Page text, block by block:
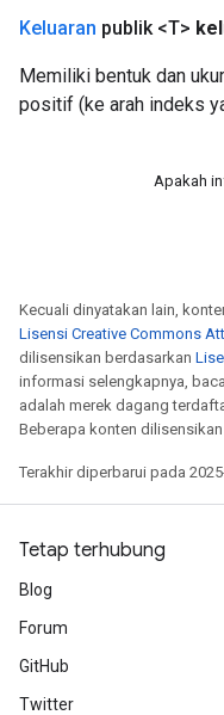
Keluaran publik <T>
Memiliki bentuk dan
positif (ke arah indeks
Apakah
Kecuali dinyatakan lain,
Lisensi Creative Commons
dilisensikan berdasarkan
informasi selengkapnya, baca
adalah merek dagang
Beberapa konten
Terakhir diperbarui pada
Tetap terhubung
Blog
Forum
GitHub
Twitter